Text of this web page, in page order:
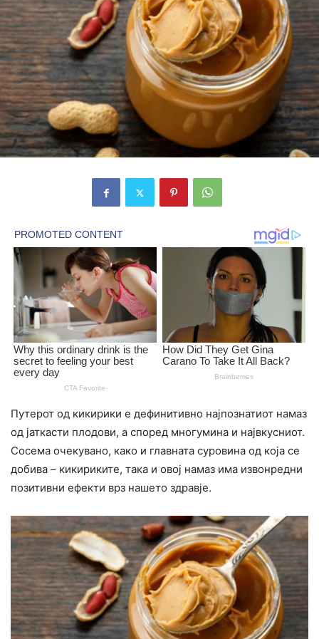
Путерот од кикирики е дефинитивно најпознатиот намаз
од јаткасти плодови, а според многумина и највкусниот.
Сосема очекувано, како и главната суровина од која се
добива – кикириките, така и овој намаз има извонредни
позитивни ефекти врз нашето здравје.